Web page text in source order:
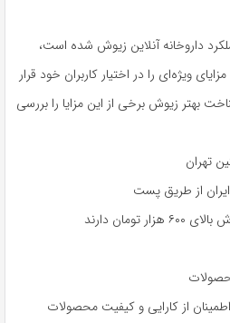
داروخانه آنلاین زیوش شده است،
ویژه‌ای را در اختیار کاربران خود قرار
بهتر زیوش برخی از این مزایا را بررسی
تهران
از طریق پست
دارند
از کارایی و کیفیت محصولات